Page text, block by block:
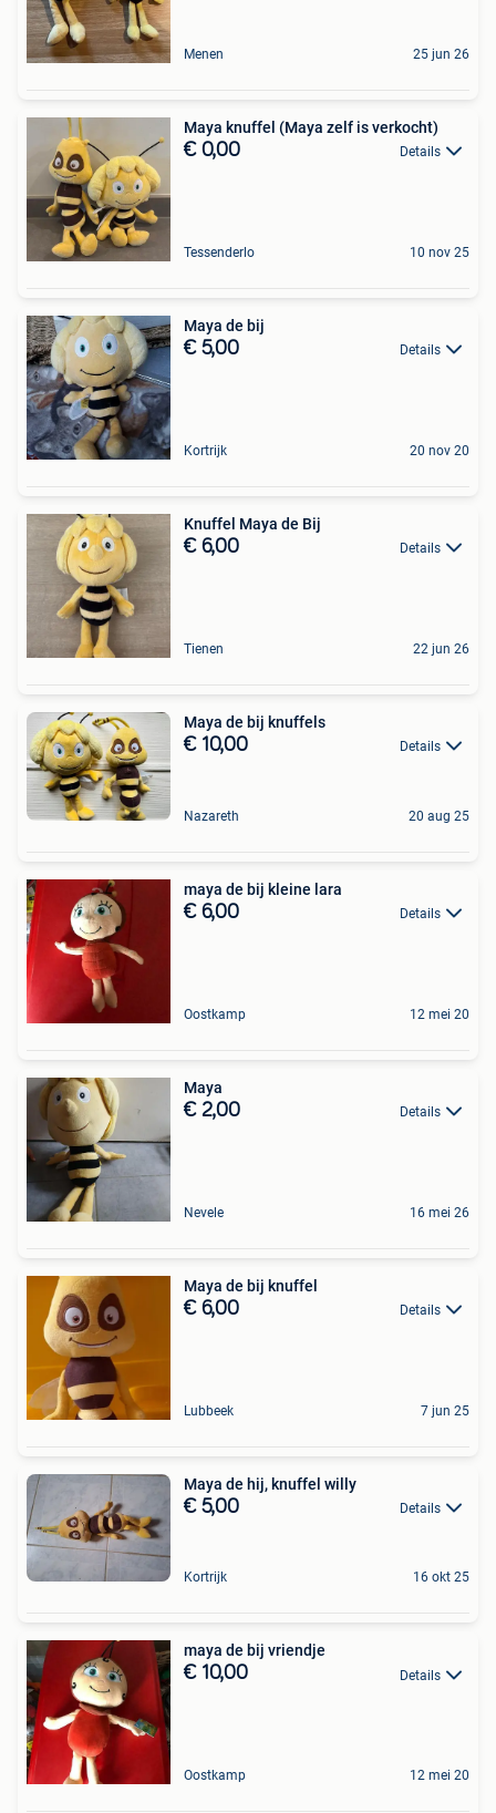
Menen 25 jun 26
Maya knuffel (Maya zelf is verkocht)
€ 0,00 Details
Tessenderlo 10 nov 25
Maya de bij
€ 5,00 Details
Kortrijk 20 nov 20
Knuffel Maya de Bij
€ 6,00 Details
Tienen 22 jun 26
Maya de bij knuffels
€ 10,00 Details
Nazareth 20 aug 25
maya de bij kleine lara
€ 6,00 Details
Oostkamp 12 mei 20
Maya
€ 2,00 Details
Nevele 16 mei 26
Maya de bij knuffel
€ 6,00 Details
Lubbeek 7 jun 25
Maya de hij, knuffel willy
€ 5,00 Details
Kortrijk 16 okt 25
maya de bij vriendje
€ 10,00 Details
Oostkamp 12 mei 20